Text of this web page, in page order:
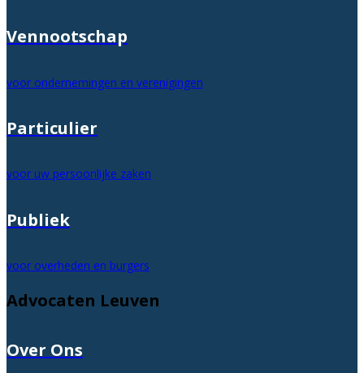
Vennootschap
voor ondernemingen en verenigingen
Particulier
voor uw persoonlijke zaken
Publiek
voor overheden en burgers
Advocaten Leuven
Over Ons